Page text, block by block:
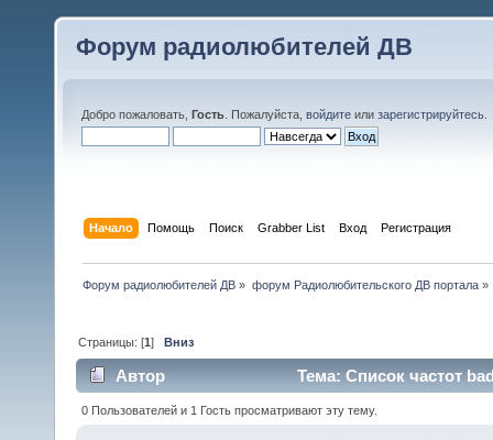
Форум радиолюбителей ДВ
Добро пожаловать, Гость . Пожалуйста, войдите или зарегистрируйтесь
Начало Помощь Поиск Grabber List Вход Регистрация
Форум радиолюбителей ДВ » форум Радиолюбительского ДВ портала»
Страницы: [1]Вниз
Автор Тема: Список частот
0 Пользователей и 1 Гость просматривают эту тему.